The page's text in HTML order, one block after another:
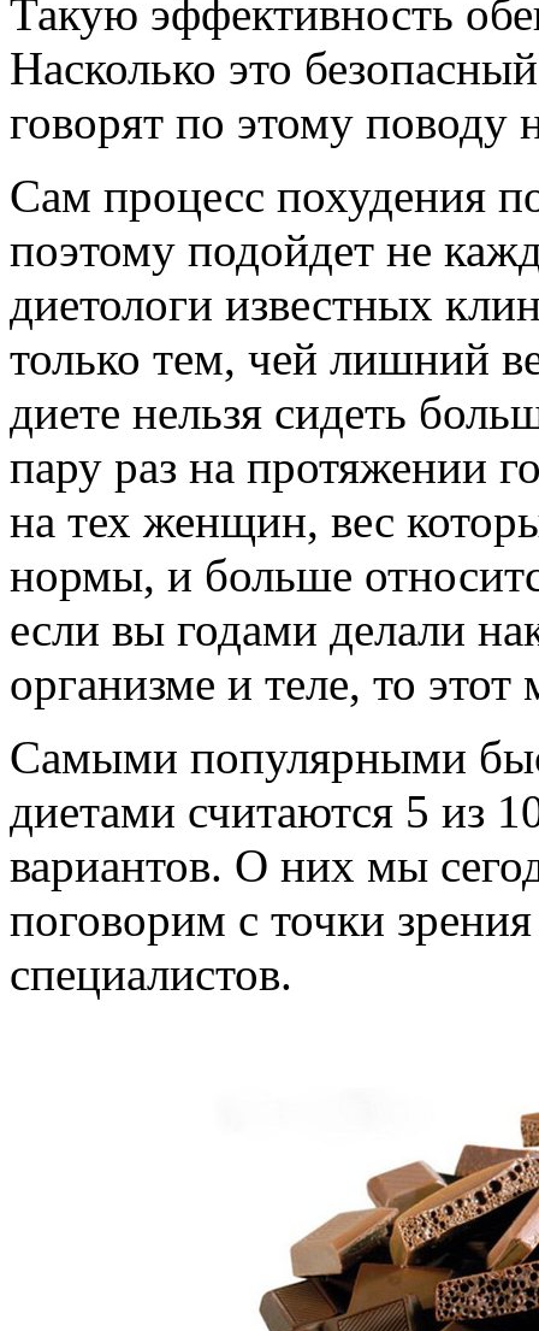
Такую эффективность
Насколько это
говорят по этому поводу
Сам процесс похудения
поэтому подойдет не
диетологи известных
только тем, чей лишний
диете нельзя сидеть
пару раз на протяжении
на тех женщин, вес
нормы, и больше
если вы годами делали
организме и теле, то этот
Самыми популярными
диетами считаются 5 из
вариантов. О них мы
поговорим с точки зрения
специалистов.